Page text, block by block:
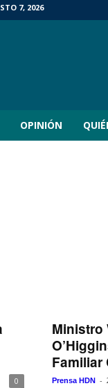
7, 2026
OPINIÓN
0
Ministro
Familiar
Prensa HDN -